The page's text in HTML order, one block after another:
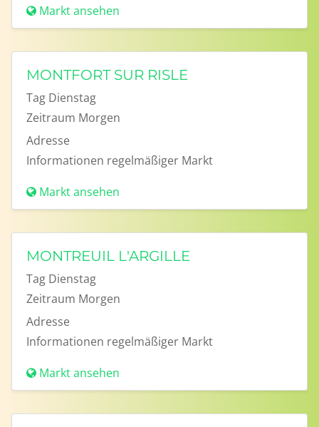
Markt ansehen
MONTFORT SUR RISLE
Tag Dienstag
Zeitraum Morgen
Adresse
Informationen regelmäßiger Markt
Markt ansehen
MONTREUIL L'ARGILLE
Tag Dienstag
Zeitraum Morgen
Adresse
Informationen regelmäßiger Markt
Markt ansehen